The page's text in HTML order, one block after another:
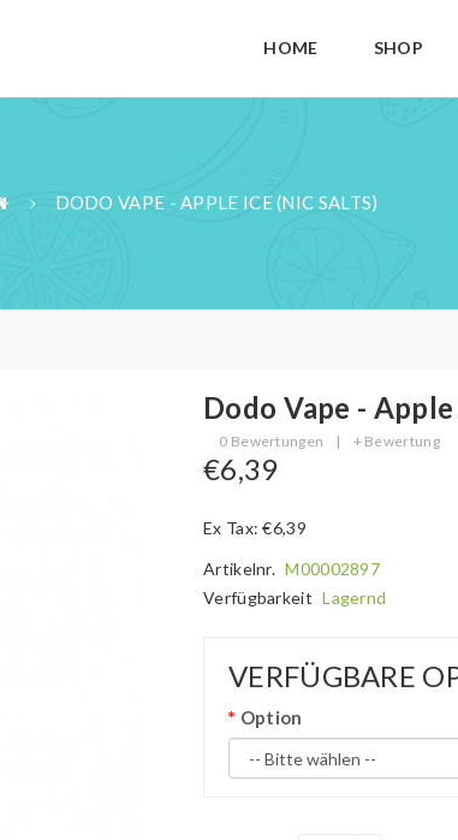
HOME SHOP
DODO VAPE - APPLE ICE (NIC SALTS)
Dodo Vape -
0 Bewertungen | + Bewertung
€6,39
Ex Tax: €6,39
Artikelnr. M00002897
Verfügbarkeit Lagernd
VERFÜGBARE
Option